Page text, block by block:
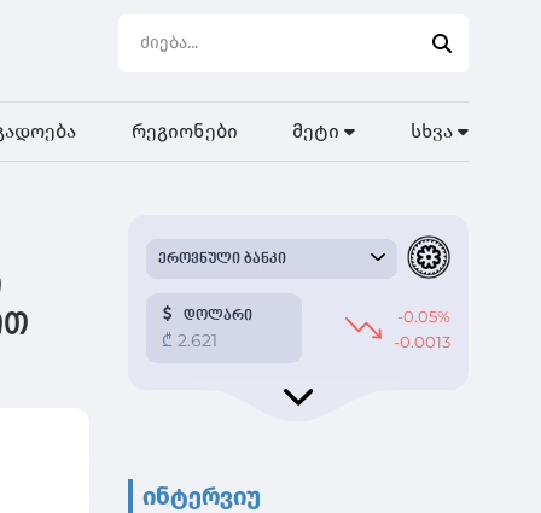
რეგიონები მეტი სხვა
ინტერვიუ